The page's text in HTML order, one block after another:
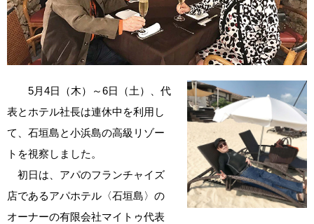
5月4日（木）～6日（土）、代
表とホテル社長は連休中を利用し
て、石垣島と小浜島の高級リゾー
トを視察しました。
初日は、アパのフランチャイズ
店であるアパホテル〈石垣島〉の
オーナーの有限会社マイトゥ代表